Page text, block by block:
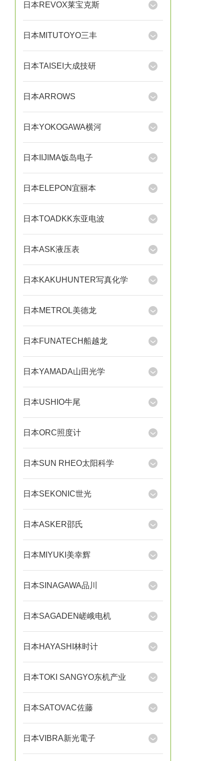
日本REVOX莱宝克斯
日本MITUTOYO三丰
日本TAISEI大成技研
日本ARROWS
日本YOKOGAWA横河
日本IIJIMA饭岛电子
日本ELEPON宜丽本
日本TOADKK东亚电波
日本ASK液压表
日本KAKUHUNTER写真化学
日本METROL美德龙
日本FUNATECH船越龙
日本YAMADA山田光学
日本USHIO牛尾
日本ORC照度计
日本SUN RHEO太阳科学
日本SEKONIC世光
日本ASKER邵氏
日本MIYUKI美幸辉
日本SINAGAWA品川
日本SAGADEN嵯峨电机
日本HAYASHI林时计
日本TOKI SANGYO东机产业
日本SATOVAC佐藤
日本VIBRA新光電子